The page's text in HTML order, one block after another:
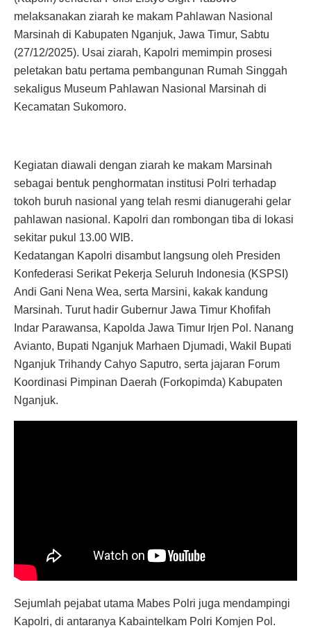
melaksanakan ziarah ke makam Pahlawan Nasional
Marsinah di Kabupaten Nganjuk, Jawa Timur, Sabtu
(27/12/2025). Usai ziarah, Kapolri memimpin prosesi
peletakan batu pertama pembangunan Rumah Singgah
sekaligus Museum Pahlawan Nasional Marsinah di
Kecamatan Sukomoro.
Kegiatan diawali dengan ziarah ke makam Marsinah
sebagai bentuk penghormatan institusi Polri terhadap
tokoh buruh nasional yang telah resmi dianugerahi gelar
pahlawan nasional. Kapolri dan rombongan tiba di lokasi
sekitar pukul 13.00 WIB.
Kedatangan Kapolri disambut langsung oleh Presiden
Konfederasi Serikat Pekerja Seluruh Indonesia (KSPSI)
Andi Gani Nena Wea, serta Marsini, kakak kandung
Marsinah. Turut hadir Gubernur Jawa Timur Khofifah
Indar Parawansa, Kapolda Jawa Timur Irjen Pol. Nanang
Avianto, Bupati Nganjuk Marhaen Djumadi, Wakil Bupati
Nganjuk Trihandy Cahyo Saputro, serta jajaran Forum
Koordinasi Pimpinan Daerah (Forkopimda) Kabupaten
Nganjuk.
Sejumlah pejabat utama Mabes Polri juga mendampingi
Kapolri, di antaranya Kabaintelkam Polri Komjen Pol.